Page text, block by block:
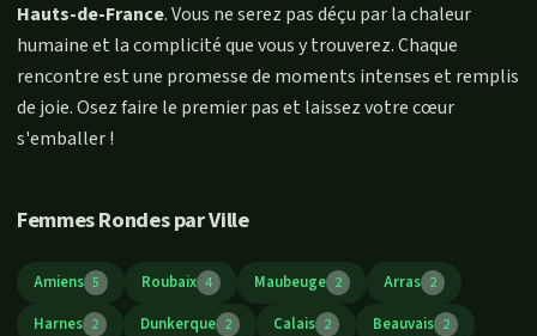
Hauts-de-France. Vous ne serez pas déçu par la chaleur
humaine et la complicité que vous y trouverez. Chaque
rencontre est une promesse de moments intenses et remplis
de joie. Osez faire le premier pas et laissez votre cœur
s'emballer !
Femmes Rondes par Ville
Amiens 5 Roubaix 4 Maubeuge 2 Arras 2
Harnes 2 Dunkerque 2 Calais 2 Beauvais 2